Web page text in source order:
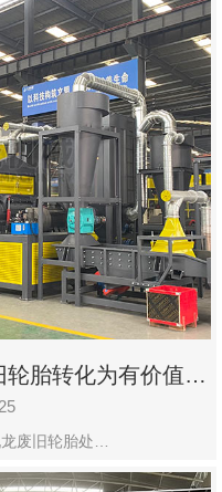
胎转化为有价值的
废旧轮胎处…